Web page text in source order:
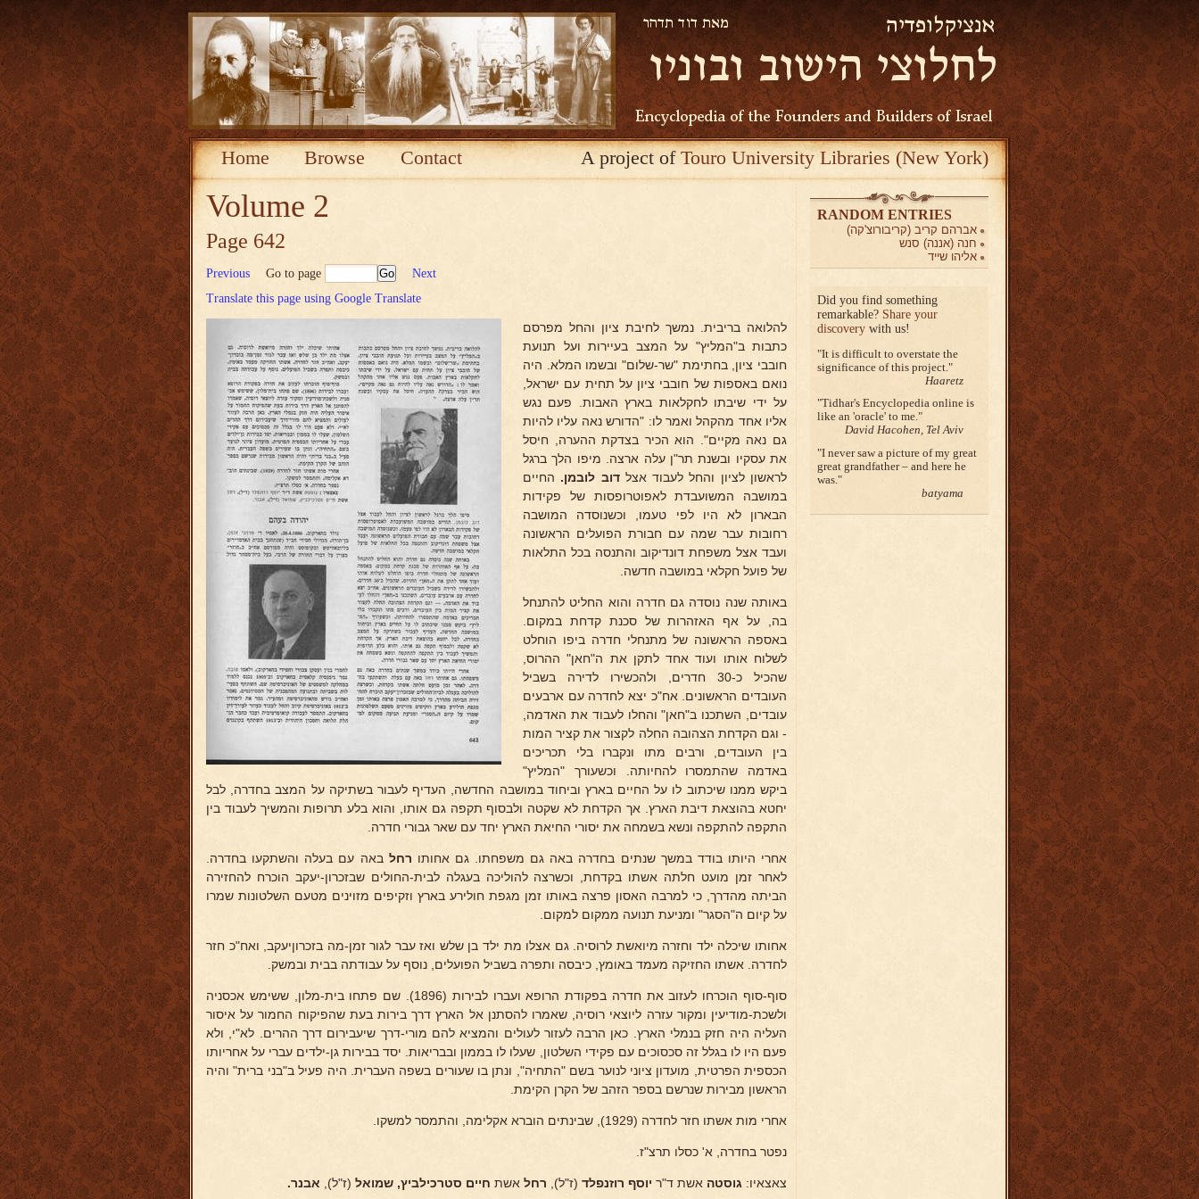
Home Browse Contact A project ofTouro University Libraries (New York)
Volume 2
Page 642
Previous Go to page
Next
Translate this page using Google Translate
להלואה בריבית. נמשך לחיבת ציון והחל מפרסם
כתבות ב"המליץ" על המצב בעיירות ועל תנועת
חובבי ציון, בחתימת "שר-שלום" ובשמו המלא. היה
נואם באספות של חובבי ציון על תחית עם ישראל,
על ידי שיבתו לחקלאות בארץ האבות. פעם נגש
אליו אחד מהקהל ואמר לו: "הדורש נאה עליו להיות
גם נאה מקיים". הוא הכיר בצדקת ההערה, חיסל
את עסקיו ובשנת תר"ן עלה ארצה. מיפו הלך ברגל
לראשון לציון והחל לעבוד אצלדוב לובמן. החיים
במושבה המשועבדת לאפוטרופסות של פקידות
הבארון לא היו לפי טעמו, וכשנוסדה המושבה
רחובות עבר שמה עם חבורת הפועלים הראשונה
ועבד אצל משפחת דונדיקוב והתנסה בכל התלאות
של פועל חקלאי במושבה חדשה.
באותה שנה נוסדה גם חדרה והוא החליט להתנחל
בה, על אף האזהרות של סכנת קדחת במקום.
באספה הראשונה של מתנחלי חדרה ביפו הוחלט
לשלוח אותו ועוד אחד לתקן את ה"חאן" ההרוס,
שהכיל כ-30 חדרים, ולהכשירו לדירה בשביל
העובדים הראשונים. אח"כ יצא לחדרה עם ארבעים
עובדים, השתכנו ב"חאן" והחלו לעבוד את האדמה,
- וגם הקדחת הצהובה החלה לקצור את קציר המות
בין העובדים, ורבים מתו ונקברו בלי תכריכים
באדמה שהתמסרו להחיותה. וכשעורך "המליץ"
ביקש ממנו שיכתוב לו על החיים בארץ וביחוד במושבה החדשה, העדיף לעבור בשתיקה על המצב בחדרה, לבל
יחטא בהוצאת דיבת הארץ. אך הקדחת לא שקטה ולבסוף תקפה גם אותו, והוא בלע תרופות והמשיך לעבוד בין
התקפה להתקפה ונשא בשמחה את יסורי החיאת הארץ יחד עם שאר גבורי חדרה.
אחרי היותו בודד במשך שנתים בחדרה באה גם משפחתו. גם אחותו רחל באה עם בעלה והשתקעו בחדרה.
לאחר זמן מועט חלתה אשתו בקדחת, וכשרצה להוליכה בעגלה לבית-החולים שבזכרון-יעקב הוכרח להחזירה
הביתה מהדרך, כי למרבה האסון פרצה באותו זמן מגפת חולירע בארץ וזקיפים מזוינים מטעם השלטונות שמרו
על קיום ה"הסגר" ומניעת תנועה ממקום למקום.
אחותו שיכלה ילד וחזרה מיואשת לרוסיה. גם אצלו מת ילד בן שלש ואז עבר לגור זמן-מה בזכרוןיעקב, ואח"כ חזר
לחדרה. אשתו החזיקה מעמד באומץ, כיבסה ותפרה בשביל הפועלים, נוסף על עבודתה בבית ובמשק.
סוף-סוף הוכרחו לעזוב את חדרה בפקודת הרופא ועברו לבירות (1896). שם פתחו בית-מלון, ששימש אכסניה
ולשכת-מודיעין ומקור עזרה ליוצאי רוסיה, שאמרו להסתנן אל הארץ דרך בירות בעת שהפיקוח החמור על איסור
העליה היה חזק בנמלי הארץ. כאן הרבה לעזור לעולים והמציא להם מורי-דרך שיעבירום דרך ההרים. לא"י, ולא
פעם היו לו בגלל זה סכסוכים עם פקידי השלטון, שעלו לו בממון ובבריאות. יסד בבירות גן-ילדים עברי על אחריותו
הכספית הפרטית, מועדון ציוני לנוער בשם "התחיה", ונתן בו שעורים בשפה העברית. היה פעיל ב"בני ברית" והיה
הראשון מבירות שנרשם בספר הזהב של הקרן הקימת.
אחרי מות אשתו חזר לחדרה (1929), שבינתים הוברא אקלימה, והתמסר למשקו.
נפטר בחדרה, א' כסלו תרצ"ז.
צאצאיו: גוסטה אשת ד"ר יוסף רוזנפלד (ז"ל), רחל אשת חיים סטרכילביץ, שמואל (ז"ל), אבנר.
RANDOM ENTRIES
אברהם קריב (קריבורוצ'קה)
חנה (אננה) סנש
אליהו שייד
Did you find something
remarkable? Share your
discovery with us!
It is difficult to overstate the
significance of this project.
Haaretz
Tidhar's Encyclopedia online is
like an 'oracle' to me.
David Hacohen, Tel Aviv
I never saw a picture of my great
great grandfather – and here he
was.
batyama